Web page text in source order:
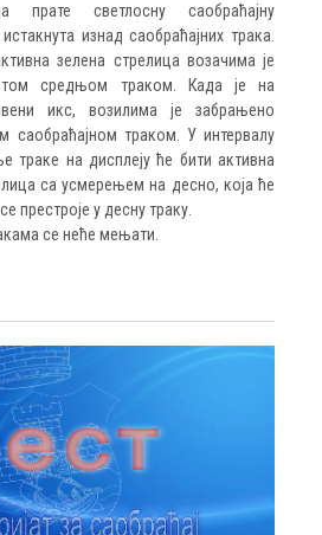
светлосну саобраћајну
изнад саобраћајних трака.
зелена стрелица возачима је
том средњом траком. Када је на
икс, возилима је забрањено
траком. У интервалу
траке на дисплеју ће бити активна
са усмерењем на десно, која ће
престроје у десну траку.
се неће мењати.